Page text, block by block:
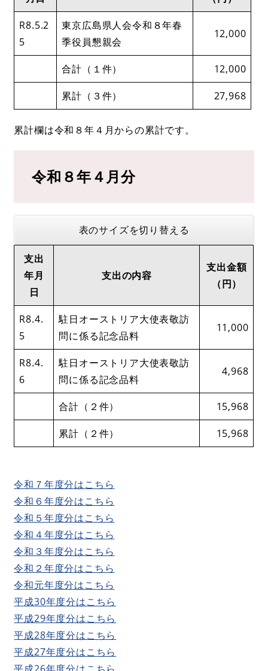
R8.5.2
5
東京広島県人会令和８年春
季役員懇親会
12,000
合計（１件） 12,000
累計（３件） 27,968
累計欄は令和８年４月からの累計です。
令和８年４月分​
表のサイズを切り替える
支出
年月
日
支出の内容
支出金額
（円）
R8.4.
5
駐日オーストリア大使表敬訪
問に係る記念品料
11,000
R8.4.
6
駐日オーストリア大使表敬訪
問に係る記念品料
4,968
合計（２件） 15,968
累計（２件） 15,968
令和７年度分はこちら
​令和６年度分はこちら
令和５年度分はこちら
令和４年度分はこちら
令和３年度分はこちら
令和２年度分はこちら
令和元年度分はこちら
平成30年度分はこちら
平成29年度分はこちら
平成28年度分はこちら
平成27年度分はこちら